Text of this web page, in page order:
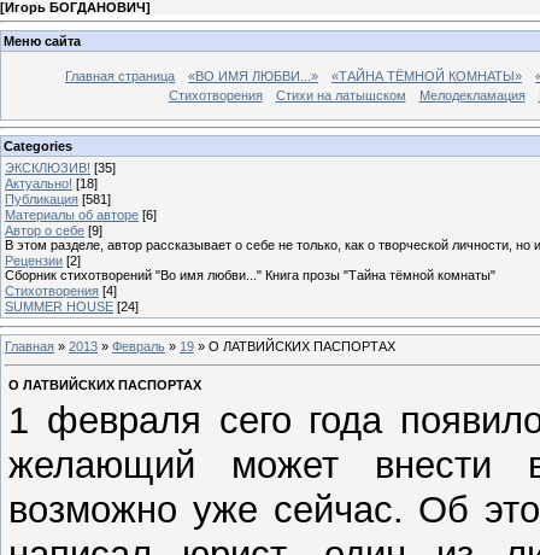
[Игорь БОГДАНОВИЧ]
Меню сайта
Главная страница «ВО ИМЯ ЛЮБВИ...» «ТАЙНА ТЁМНОЙ КОМНАТЫ»
Стихотворения
Стихи на латышском Мелодекламация
Categories
ЭКСКЛЮЗИВ! [35]
Актуально! [18]
Публикация [581]
Материалы об авторе [6]
Автор о себе [9]
В этом разделе, автор рассказывает о себе не только, как о творческой личности,
Рецензии [2]
Сборник стихотворений "Во имя любви..." Книга прозы "Тайна тёмной комнаты"
Стихотворения [4]
SUMMER HOUSE [24]
Главная » 2013 » Февраль » 19 » О ЛАТВИЙСКИХ ПАСПОРТАХ
О ЛАТВИЙСКИХ ПАСПОРТАХ
1 февраля сего года
желающий может внести
возможно уже сейчас. Об